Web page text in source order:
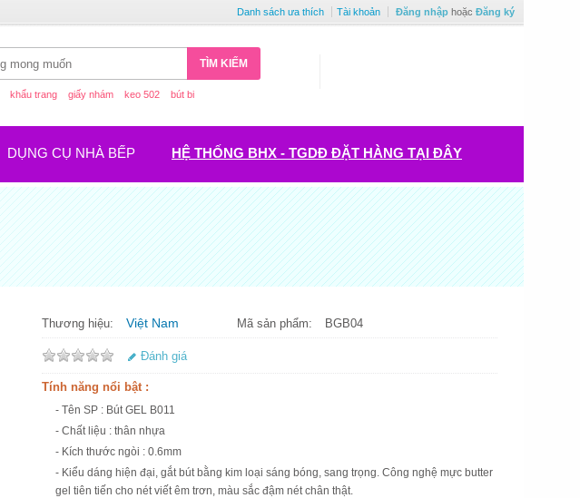
Danh sách ưa thích Tài khoản Đăng nhập hoặc Đăng ký
TÌM KIẾM
khẩu trang giấy nhám keo 502 bút bi
DỤNG CỤ NHÀ BẾP HỆ THỐNG BHX - TGDĐ ĐẶT HÀNG TẠI ĐÂY
Thương hiệu: Việt Nam Mã sản phẩm: BGB04
Đánh giá
Tính năng nổi bật :
- Tên SP : Bút GEL B011
- Chất liệu : thân nhựa
- Kích thước ngòi : 0.6mm
- Kiểu dáng hiện đại, gắt bút bằng kim loại sáng bóng, sang trọng. Công nghệ mực butter
gel tiên tiến cho nét viết êm trơn, màu sắc đậm nét chân thật.